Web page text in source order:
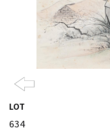
LOT
634
Previous